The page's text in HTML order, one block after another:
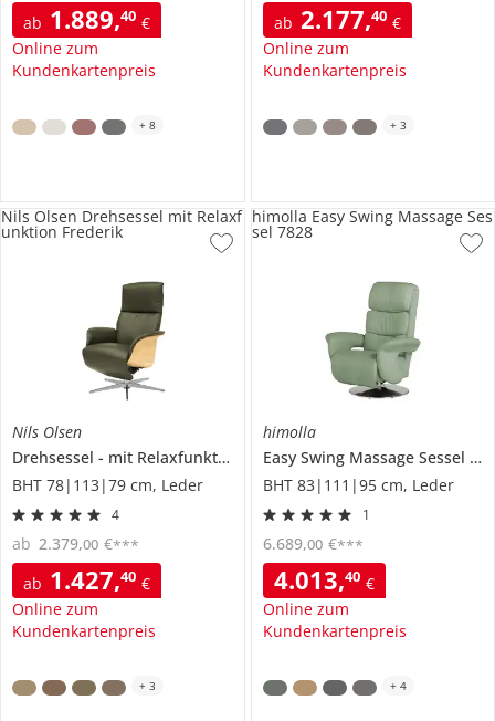
ab 1.889,40 €
Online zum
Kundenkartenpreis
+ 8
ab 2.177,40 €
Online zum
Kundenkartenpreis
+ 3
Nils Olsen
Drehsessel
mit Relaxfunktion
Frederik
BHT 78|113|79 cm, Leder
4
ab 1.427,40 €
Online zum
Kundenkartenpreis
ab 2.379,00 €***
Nils Olsen Drehsessel mit Relaxf
unktion Frederik
+ 3
himolla
Easy Swing Massage Sessel
BHT 83|111|95 cm, Leder
1
4.013,40 €
Online zum
Kundenkartenpreis
6.689,00 €***
himolla Easy Swing Massage Ses
sel 7828
+ 4